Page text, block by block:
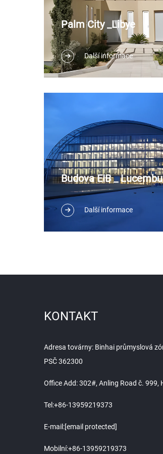
Palm City _Libye
Další informace
Budova EIB _
Další informace
KONTAKT
Adresa továrny: Binhai průmyslová
PSČ 362300
Office Add: 302#, Anling Road č. 999,
Tel:+86-13959219373
E-mail:[email protected]
Mobilní:+86-13959219373